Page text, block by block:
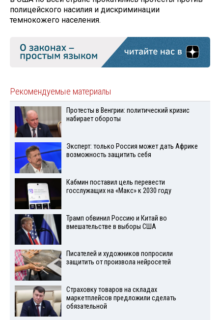
полицейского насилия и дискриминации
темнокожего населения.
Рекомендуемые материалы
Протесты в Венгрии: политический кризис
набирает обороты
Эксперт: только Россия может дать Африке
возможность защитить себя
Кабмин поставил цель перевести
госслужащих на «Макс» к 2030 году
Трамп обвинил Россию и Китай во
вмешательстве в выборы США
Писателей и художников попросили
защитить от произвола нейросетей
Страховку товаров на складах
маркетплейсов предложили сделать
обязательной